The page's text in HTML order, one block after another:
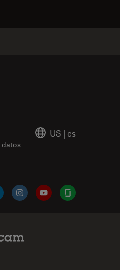
US | es
InstagramYouTubeGlassdoor